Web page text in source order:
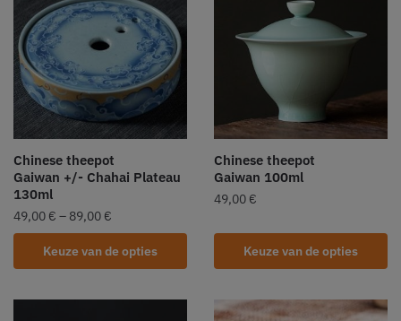
Chinese theepot
Gaiwan +/- Chahai Plateau
130ml
49,00 € – 89,00 €
Keuze van de opties
Chinese theepot
Gaiwan 100ml
49,00 €
Keuze van de opties